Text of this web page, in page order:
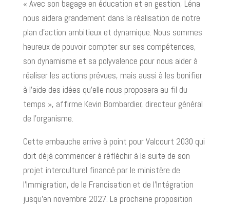
« Avec son bagage en éducation et en gestion, Léna
nous aidera grandement dans la réalisation de notre
plan d’action ambitieux et dynamique. Nous sommes
heureux de pouvoir compter sur ses compétences,
son dynamisme et sa polyvalence pour nous aider à
réaliser les actions prévues, mais aussi à les bonifier
à l’aide des idées qu’elle nous proposera au fil du
temps », affirme Kevin Bombardier, directeur général
de l’organisme.
Cette embauche arrive à point pour Valcourt 2030 qui
doit déjà commencer à réfléchir à la suite de son
projet interculturel financé par le ministère de
l’Immigration, de la Francisation et de l’Intégration
jusqu’en novembre 2027. La prochaine proposition